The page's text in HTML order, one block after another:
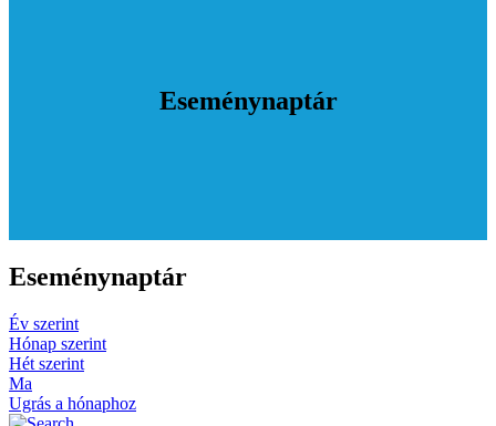
Eseménynaptár
Eseménynaptár
Év szerint
Hónap szerint
Hét szerint
Ma
Ugrás a hónaphoz